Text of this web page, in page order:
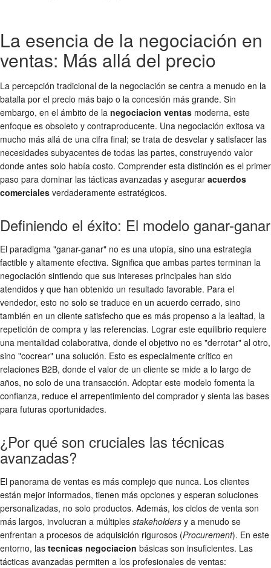
La esencia de la negociación en
ventas: Más allá del precio
La percepción tradicional de la negociación se centra a menudo en la
batalla por el precio más bajo o la concesión más grande. Sin
embargo, en el ámbito de la negociacion ventas moderna, este
enfoque es obsoleto y contraproducente. Una negociación exitosa va
mucho más allá de una cifra final; se trata de desvelar y satisfacer las
necesidades subyacentes de todas las partes, construyendo valor
donde antes solo había costo. Comprender esta distinción es el primer
paso para dominar las tácticas avanzadas y asegurar acuerdos
comerciales verdaderamente estratégicos.
Definiendo el éxito: El modelo ganar-ganar
El paradigma "ganar-ganar" no es una utopía, sino una estrategia
factible y altamente efectiva. Significa que ambas partes terminan la
negociación sintiendo que sus intereses principales han sido
atendidos y que han obtenido un resultado favorable. Para el
vendedor, esto no solo se traduce en un acuerdo cerrado, sino
también en un cliente satisfecho que es más propenso a la lealtad, la
repetición de compra y las referencias. Lograr este equilibrio requiere
una mentalidad colaborativa, donde el objetivo no es "derrotar" al otro,
sino "cocrear" una solución. Esto es especialmente crítico en
relaciones B2B, donde el valor de un cliente se mide a lo largo de
años, no solo de una transacción. Adoptar este modelo fomenta la
confianza, reduce el arrepentimiento del comprador y sienta las bases
para futuras oportunidades.
¿Por qué son cruciales las técnicas
avanzadas?
El panorama de ventas es más complejo que nunca. Los clientes
están mejor informados, tienen más opciones y esperan soluciones
personalizadas, no solo productos. Además, los ciclos de venta son
más largos, involucran a múltiples stakeholders y a menudo se
enfrentan a procesos de adquisición rigurosos (Procurement). En este
entorno, las tecnicas negociacion básicas son insuficientes. Las
tácticas avanzadas permiten a los profesionales de ventas: